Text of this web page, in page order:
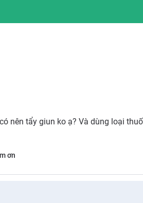
nên tẩy giun ko ạ? Và dùng loại
ơn